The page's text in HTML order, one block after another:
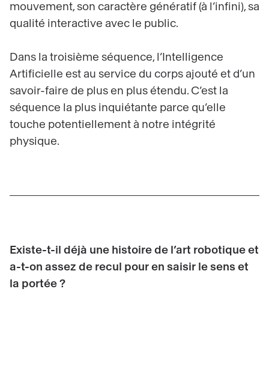
mouvement, son caractère génératif (à l’infini), sa
qualité interactive avec le public.
Dans la troisième séquence, l’Intelligence
Artificielle est au service du corps ajouté et d’un
savoir-faire de plus en plus étendu. C’est la
séquence la plus inquiétante parce qu’elle
touche potentiellement à notre intégrité
physique.
Existe-t-il déjà une histoire de l’art robotique et
a-t-on assez de recul pour en saisir le sens et
la portée ?